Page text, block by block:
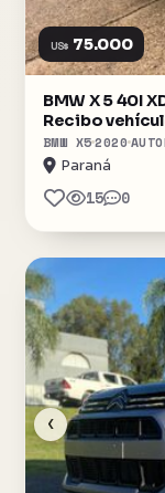
US$ 75.000
BMW X 5 40I
Recibo
BMW X52020
Paraná
15 0
‹